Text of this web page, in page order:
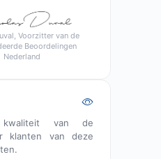
Voorzitter van de
Beoordelingen
Nederland
van de
klanten van deze